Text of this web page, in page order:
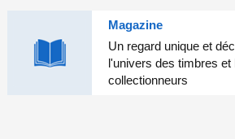
Magazine
Un regard unique et
l'univers des timbres et
collectionneurs